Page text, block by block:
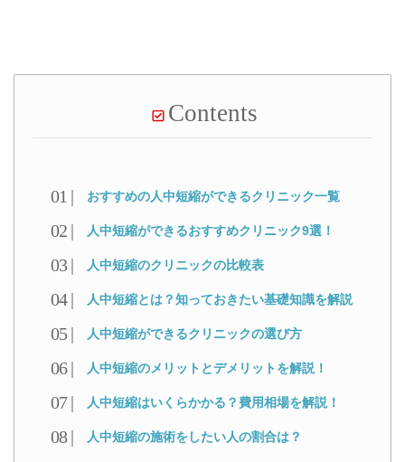
Contents
おすすめの人中短縮ができるクリニック一覧
人中短縮ができるおすすめクリニック9選！
人中短縮のクリニックの比較表
人中短縮とは？知っておきたい基礎知識を解説
人中短縮ができるクリニックの選び方
人中短縮のメリットとデメリットを解説！
人中短縮はいくらかかる？費用相場を解説！
人中短縮の施術をしたい人の割合は？